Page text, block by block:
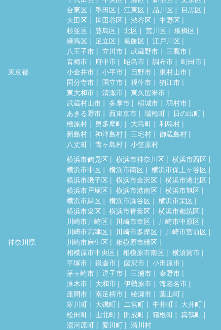
東京都
台東区
墨田区 江東区 品川区
目黒区
大田区
世田谷区 渋谷区
中野区
杉並区
豊島区 北区 荒川区
板橋区
練馬区
足立区 葛飾区
江戸川区
八王子市
立川市 武蔵野市
三鷹市
青梅市
府中市 昭島市 調布市
町田市
小金井市
小平市 日野市
東村山市
国分寺市
国立市 福生市
狛江市
東大和市
清瀬市
東久留米市
武蔵村山市
多摩市 稲城市
羽村市
あきる野市
西東京市 瑞穂町
日の出町
檜原村
奥多摩町 大島町
利島村
新島村
神津島村 三宅村
御蔵島村
八丈町
青ヶ島村 小笠原村
神奈川県
横浜市鶴見区 横浜市神奈川区
横浜市西区
横浜市中区
横浜市南区
横浜市保土ヶ谷区
横浜市磯子区
横浜市金沢区
横浜市港北区
横浜市戸塚区
横浜市港南区
横浜市旭区
横浜市緑区
横浜市瀬谷区
横浜市栄区
横浜市泉区
横浜市青葉区
横浜市都筑区
川崎市川崎区
川崎市幸区
川崎市中原区
川崎市高津区
川崎市多摩区
川崎市宮前区
川崎市麻生区
相模原市緑区
相模原市中央区
相模原市南区
横須賀市
平塚市
鎌倉市 藤沢市
小田原市
茅ヶ崎市
逗子市 三浦市
秦野市
厚木市
大和市 伊勢原市
海老名市
座間市
南足柄市 綾瀬市
葉山町
寒川町
大磯町 二宮町 中井町
大井町
松田町
山北町 開成町 箱根町
真鶴町
湯河原町
愛川町 清川村